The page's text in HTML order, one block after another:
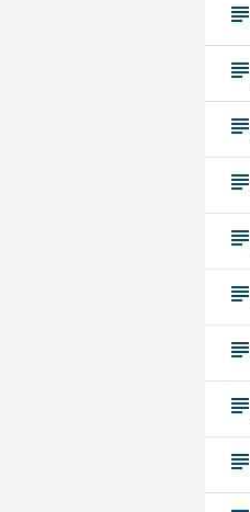
subject
subject
subject
subject
subject
subject
subject
subject
subject